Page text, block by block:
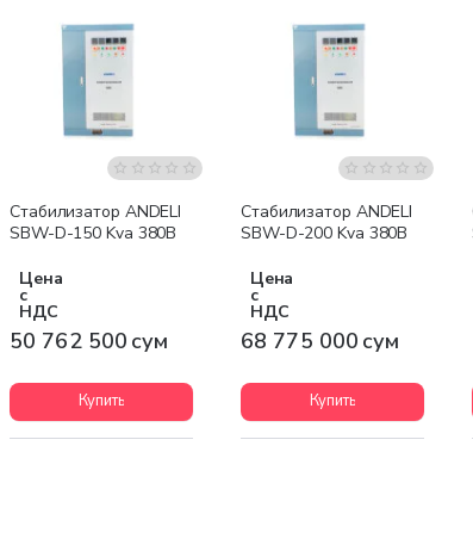
Бесплатная доставка
Стабилизатор ANDELI
SBW-D-150 Kva 380В
Цена
с
НДС
50 762 500 сум
Купить
Бесплатная доставка
Стабилизатор ANDELI
SBW-D-200 Kva 380В
Цена
с
НДС
68 775 000 сум
Купить